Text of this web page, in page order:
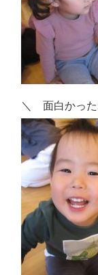
＼ 面白かった